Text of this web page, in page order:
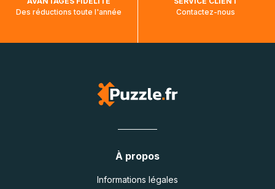
Des réductions toute l'année
Contactez-nous
À propos
Informations légales